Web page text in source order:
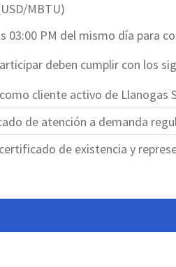
MBTU)
03:00 PM del mismo día para
deben cumplir con los
cliente activo de Llanogas
de atención a demanda
de existencia y